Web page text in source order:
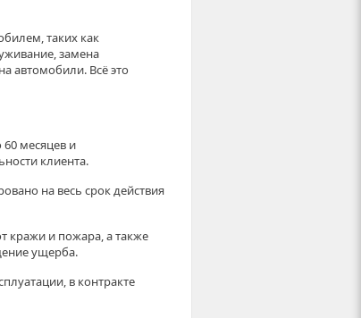
таких как
замена
автомобили. Всё это
месяцев и
клиента.
на весь срок действия
кражи и пожара, а также
ущерба.
в контракте